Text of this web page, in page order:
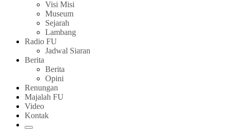
Visi Misi
Museum
Sejarah
Lambang
Radio FU
Jadwal Siaran
Berita
Berita
Opini
Renungan
Majalah FU
Video
Kontak